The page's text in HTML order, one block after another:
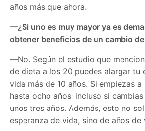
años más que ahora.
—¿Si uno es muy mayor ya es
obtener beneficios de un cambio
—No. Según el estudio que
de dieta a los 20 puedes alargar tu
vida más de 10 años. Si empiezas
hasta ocho años; incluso si
unos tres años. Además, esto no
esperanza de vida, sino de años de